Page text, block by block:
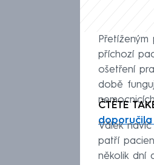
příchozí
ošetření
době
ČTĚTE
Válek
patří
několik dní